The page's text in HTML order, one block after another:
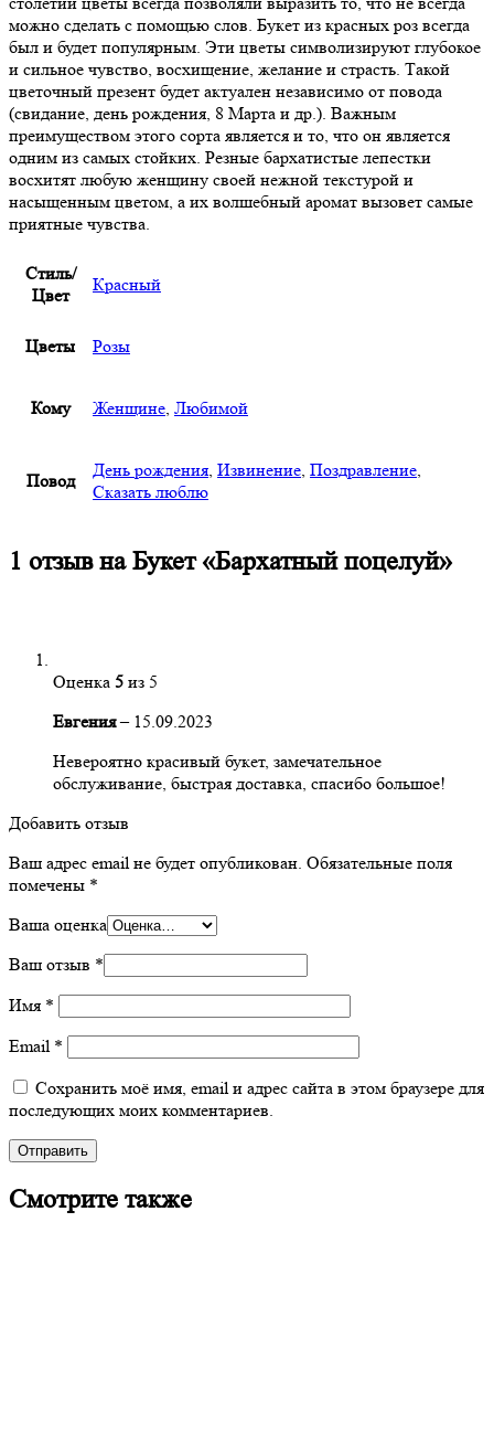
можно сделать с помощью слов. Букет из красных роз всегда
был и будет популярным. Эти цветы символизируют глубокое
и сильное чувство, восхищение, желание и страсть. Такой
цветочный презент будет актуален независимо от повода
(свидание, день рождения, 8 Марта и др.). Важным
преимуществом этого сорта является и то, что он является
одним из самых стойких. Резные бархатистые лепестки
восхитят любую женщину своей нежной текстурой и
насыщенным цветом, а их волшебный аромат вызовет самые
приятные чувства.
Стиль/
Цвет
Красный
Цветы Розы
Кому Женщине, Любимой
Повод
День рождения, Извинение, Поздравление,
Сказать люблю
1 отзыв наБукет «Бархатный поцелуй»
Оценка 5 из 5
Евгения – 15.09.2023
Невероятно красивый букет, замечательное
обслуживание, быстрая доставка, спасибо большое!
Добавить отзыв
Ваш адрес email не будет опубликован. Обязательные поля
помечены *
Ваша оценка
Ваш отзыв *
Имя *
Email *
Сохранить моё имя, email и адрес сайта в этом браузере для
последующих моих комментариев.
Смотрите также